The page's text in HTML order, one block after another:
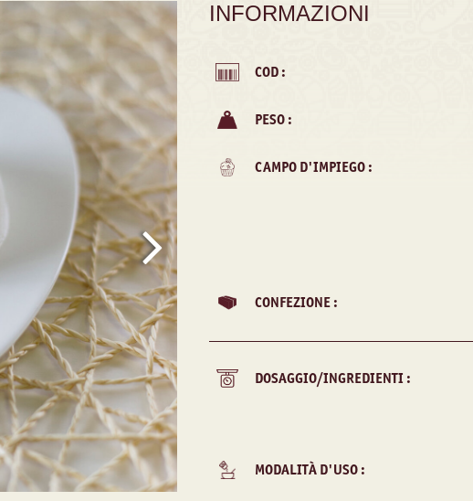
INFORMAZIONI
COD :
PESO :
CAMPO D'IMPIEGO :
CONFEZIONE :
DOSAGGIO/INGREDIENTI :
MODALITÀ D'USO :